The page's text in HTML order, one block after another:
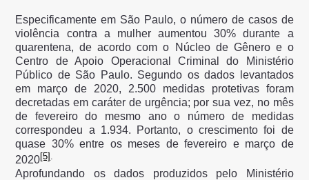
Especificamente em São Paulo, o número de casos de
violência contra a mulher aumentou 30% durante a
quarentena, de acordo com o Núcleo de Gênero e o
Centro de Apoio Operacional Criminal do Ministério
Público de São Paulo. Segundo os dados levantados
em março de 2020, 2.500 medidas protetivas foram
decretadas em caráter de urgência; por sua vez, no mês
de fevereiro do mesmo ano o número de medidas
correspondeu a 1.934. Portanto, o crescimento foi de
quase 30% entre os meses de fevereiro e março de
2020[5]
Aprofundando os dados produzidos pelo Ministério